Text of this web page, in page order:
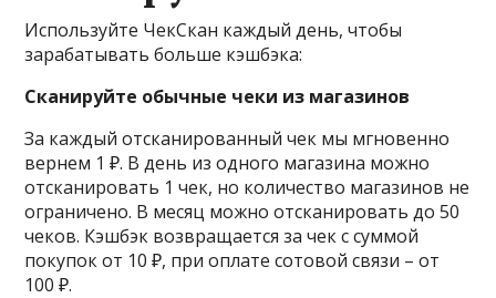
Используйте ЧекСкан каждый день, чтобы
зарабатывать больше кэшбэка:
Сканируйте обычные чеки из магазинов
За каждый отсканированный чек мы мгновенно
вернем 1 ₽. В день из одного магазина можно
отсканировать 1 чек, но количество магазинов не
ограничено. В месяц можно отсканировать до 50
чеков. Кэшбэк возвращается за чек с суммой
покупок от 10 ₽, при оплате сотовой связи – от
100 ₽.